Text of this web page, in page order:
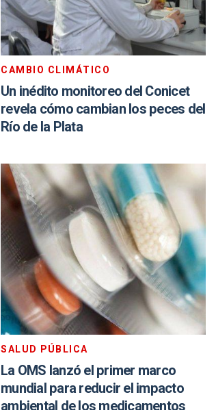
CAMBIO CLIMÁTICO
Un inédito monitoreo del Conicet
revela cómo cambian los peces del
Río de la Plata
SALUD PÚBLICA
La OMS lanzó el primer marco
mundial para reducir el impacto